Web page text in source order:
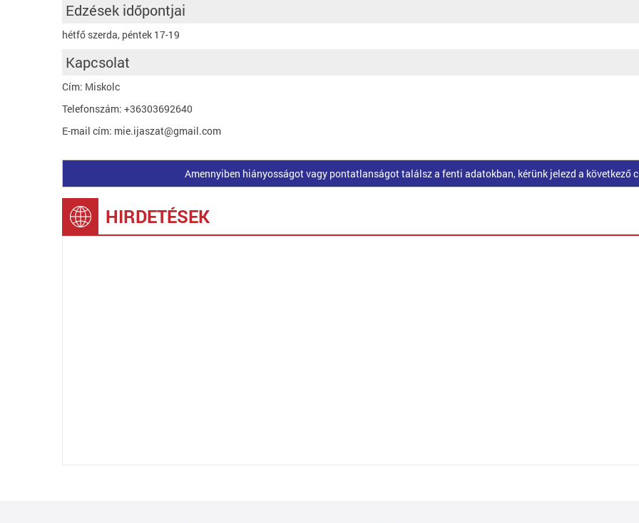
Edzések időpontjai
hétfő szerda, péntek 17-19
Kapcsolat
Cím: Miskolc
Telefonszám: +36303692640
E-mail cím: mie.ijaszat@gmail.com
Amennyiben hiányosságot vagy pontatlanságot találsz a fenti adatokban, kérünk jelezd a következő
HIRDETÉSEK